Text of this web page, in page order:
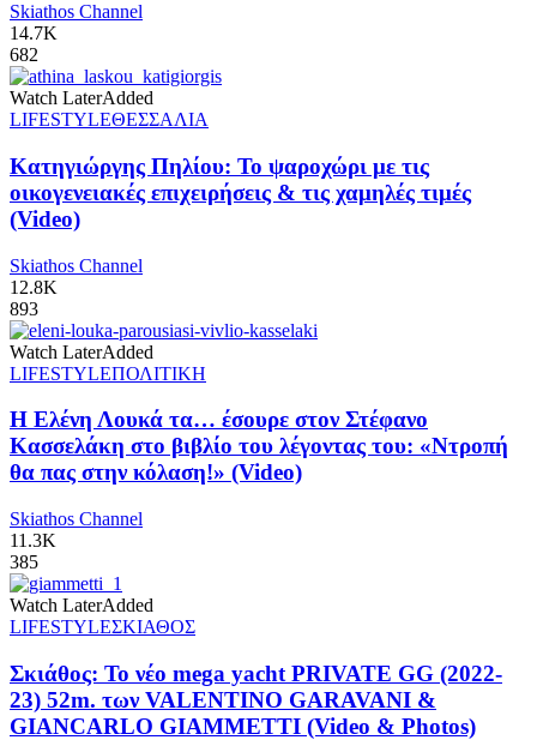
Skiathos Channel
14.7K
682
Watch LaterAdded
LIFESTYLEΘΕΣΣΑΛΙΑ
Κατηγιώργης Πηλίου: Το ψαροχώρι με τις
οικογενειακές επιχειρήσεις & τις χαμηλές τιμές
(Video)
Skiathos Channel
12.8K
893
Watch LaterAdded
LIFESTYLEΠΟΛΙΤΙΚΗ
Η Ελένη Λουκά τα… έσουρε στον Στέφανο
Κασσελάκη στο βιβλίο του λέγοντας του: «Ντροπή
θα πας στην κόλαση!» (Video)
Skiathos Channel
11.3K
385
Watch LaterAdded
LIFESTYLEΣΚΙΑΘΟΣ
Σκιάθος: Το νέο mega yacht PRIVATE GG (2022-
23) 52m. των VALENTINO GARAVANI &
GIANCARLO GIAMMETTI (Video & Photos)